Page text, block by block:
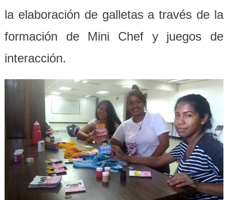
la elaboración de galletas a través de la
formación de Mini Chef y juegos de
interacción.